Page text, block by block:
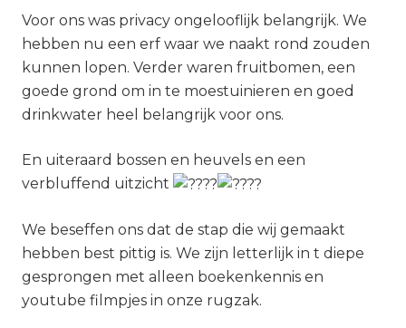
Voor ons was privacy ongelooflijk belangrijk. We
hebben nu een erf waar we naakt rond zouden
kunnen lopen. Verder waren fruitbomen, een
goede grond om in te moestuinieren en goed
drinkwater heel belangrijk voor ons.
En uiteraard bossen en heuvels en een
verbluffend uitzicht
We beseffen ons dat de stap die wij gemaakt
hebben best pittig is. We zijn letterlijk in t diepe
gesprongen met alleen boekenkennis en
youtube filmpjes in onze rugzak.